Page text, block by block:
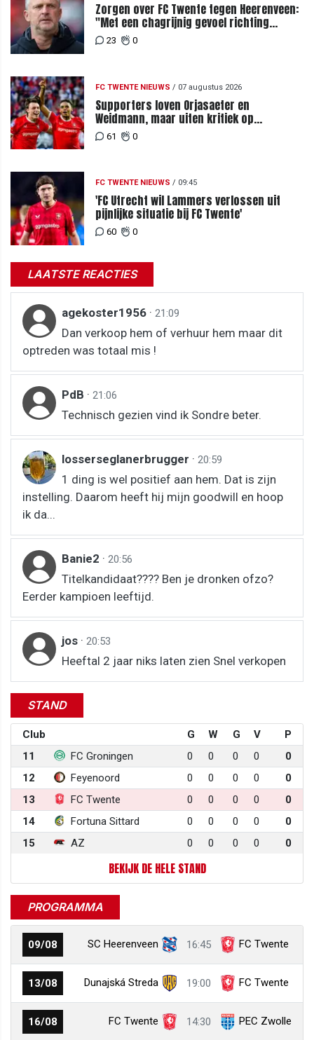
Zorgen over FC Twente tegen Heerenveen:
"Met een chagrijnig gevoel richting
Slowakije"
23 0
FC TWENTE NIEUWS / 07 augustus 2026
Supporters loven Orjasaeter en
Weidmann, maar uiten kritiek op
Weghorst na ruime zege op FC DAC
61 0
FC TWENTE NIEUWS / 09:45
'FC Utrecht wil Lammers verlossen uit
pijnlijke situatie bij FC Twente'
60 0
LAATSTE REACTIES
agekoster1956 · 21:09
Dan verkoop hem of verhuur hem maar dit
optreden was totaal mis !
PdB · 21:06
Technisch gezien vind ik Sondre beter.
losserseglanerbrugger · 20:59
1 ding is wel positief aan hem. Dat is zijn
instelling. Daarom heeft hij mijn goodwill en hoop
ik da...
Banie2 · 20:56
Titelkandidaat???? Ben je dronken ofzo?
Eerder kampioen leeftijd.
jos · 20:53
Heeftal 2 jaar niks laten zien Snel verkopen
STAND
Club G W G V
P
11
FC Groningen 0 0 0 0
0
12
Feyenoord 0 0 0 0
0
13
FC Twente 0 0 0 0
0
14
Fortuna Sittard 0 0 0 0
0
15
AZ 0 0 0 0 0
BEKIJK DE HELE STAND
PROGRAMMA
09/08 SC Heerenveen 16:45 FC Twente
13/08 Dunajská Streda 19:00 FC Twente
16/08 FC Twente 14:30 PEC Zwolle